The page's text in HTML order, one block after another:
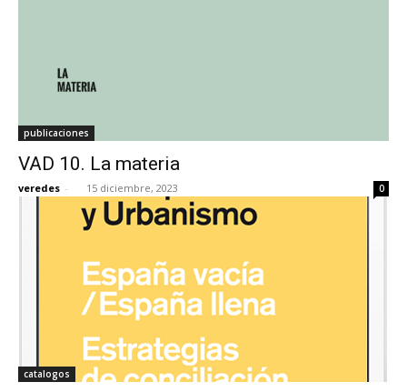
publicaciones
VAD 10. La materia
veredes - 15 diciembre, 2023 0
catalogos